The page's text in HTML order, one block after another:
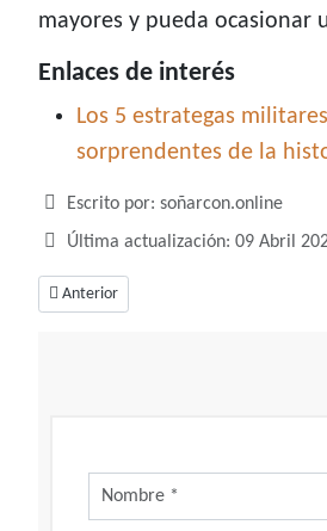
mayores y pueda ocasionar
Enlaces de interés
Los 5 estrategas
sorprendentes de la
Detalles
Escrito por: soñarcon.online
Última actualización: 09 Abril
Artículo anterior: Soñar que matas a
Anterior